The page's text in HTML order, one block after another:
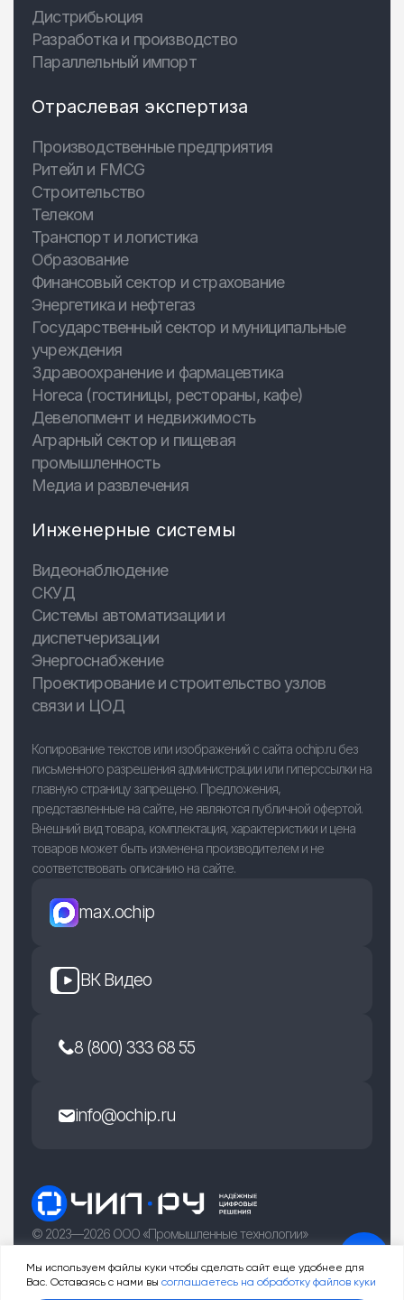
Мы используем файлы куки чтобы сделать сайт еще удобнее для
Вас. Оставаясь с нами вы соглашаетесь на обработку файлов куки
Дистрибьюция
Разработка и производство
Параллельный импорт
Отраслевая экспертиза
Производственные предприятия
Ритейл и FMCG
Строительство
Телеком
Транспорт и логистика
Образование
Финансовый сектор и страхование
Энергетика и нефтегаз
Государственный сектор и муниципальные
учреждения
Здравоохранение и фармацевтика
Horeca (гостиницы, рестораны, кафе)
Девелопмент и недвижимость
Аграрный сектор и пищевая
промышленность
Медиа и развлечения
Инженерные системы
Видеонаблюдение
СКУД
Системы автоматизации и
диспетчеризации
Энергоснабжение
Проектирование и строительство узлов
связи и ЦОД
Копирование текстов или изображений с сайта ochip.ru без
письменного разрешения администрации или гиперссылки на
главную страницу запрещено. Предложения,
представленные на сайте, не являются публичной офертой.
Внешний вид товара, комплектация, характеристики и цена
товаров может быть изменена производителем и не
соответствовать описанию на сайте.
max.ochip
ВК Видео
8 (800) 333 68 55
info@ochip.ru
© 2023—2026 ООО «Промышленные технологии»